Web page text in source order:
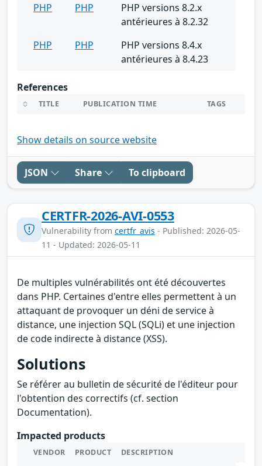
PHP
PHP
PHP versions 8.2.x
antérieures à 8.2.32
PHP
PHP
PHP versions 8.4.x
antérieures à 8.4.23
References
TITLE PUBLICATION TIME TAGS
Show details on source website
JSON Share To clipboard
CERTFR-2026-AVI-0553
Vulnerability from certfr_avis - Published: 2026-05-
11 - Updated: 2026-05-11
De multiples vulnérabilités ont été découvertes
dans PHP. Certaines d'entre elles permettent à un
attaquant de provoquer un déni de service à
distance, une injection SQL (SQLi) et une injection
de code indirecte à distance (XSS).
Solutions
Se référer au bulletin de sécurité de l'éditeur pour
l'obtention des correctifs (cf. section
Documentation).
Impacted products
VENDOR PRODUCT DESCRIPTION